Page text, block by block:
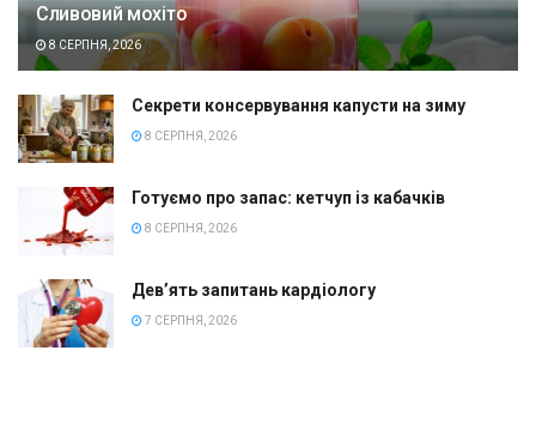
Сливовий мохіто
8 СЕРПНЯ, 2026
Секрети консервування капусти на зиму
8 СЕРПНЯ, 2026
Готуємо про запас: кетчуп із кабачків
8 СЕРПНЯ, 2026
Дев’ять запитань кардіологу
7 СЕРПНЯ, 2026